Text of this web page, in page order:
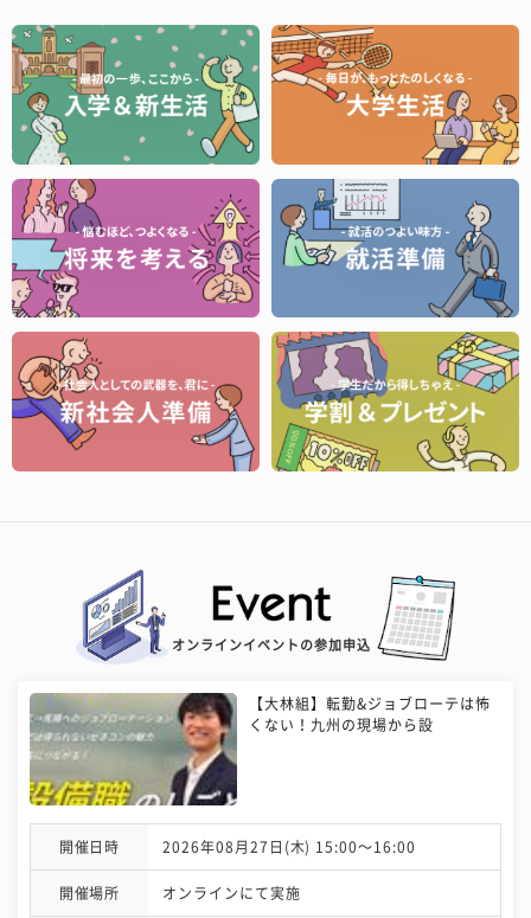
オンラインイベントの参加申込
【大林組】転勤&ジョブローテは怖
くない！九州の現場から設
開催日時 2026年08月27日(木) 15:00〜16:00
開催場所 オンラインにて実施